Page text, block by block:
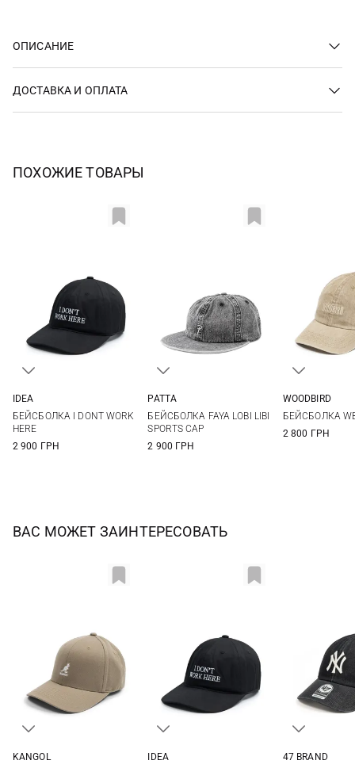
ОПИСАНИЕ
ДОСТАВКА И ОПЛАТА
ПОХОЖИЕ ТОВАРЫ
IDEA
БЕЙСБОЛКА I DONT WORK
HERE
2 900 ГРН
PATTA
БЕЙСБОЛКА FAYA LOBI LIBI
SPORTS CAP
2 900 ГРН
WOODBIRD
БЕЙСБОЛКА
2 800 ГРН
ВАС МОЖЕТ ЗАИНТЕРЕСОВАТЬ
KANGOL
IDEA
47 BRAND